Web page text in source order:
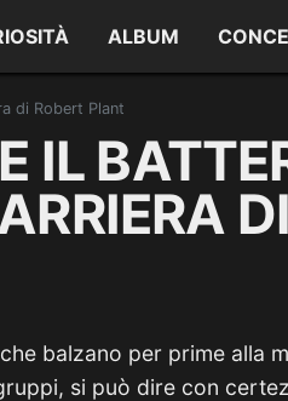
ALBUM
di Robert Plant
IL
DI
balzano per prime alla
si può dire con